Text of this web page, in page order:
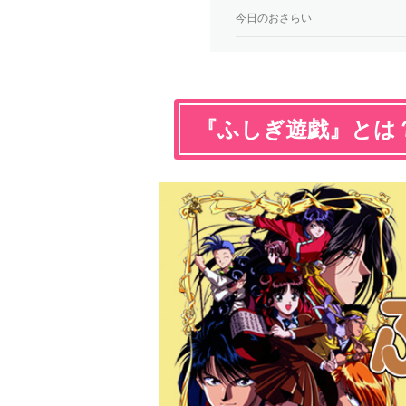
今日のおさらい
『ふしぎ遊戯』とは